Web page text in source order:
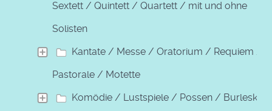
Sextett / Quintett / Quartett / mit und ohne
Solisten
Kantate / Messe / Oratorium / Requiem /
Pastorale / Motette
Komödie / Lustspiele / Possen / Burleske